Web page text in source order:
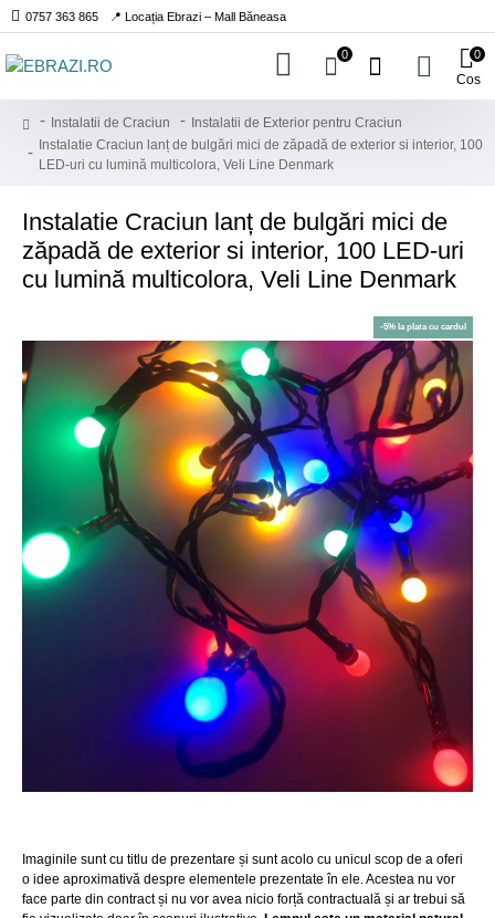
0757 363 865 📍 Locația Ebrazi – Mall Băneasa
0
Cos
0
Instalatii de Craciun
Instalatii de Exterior pentru Craciun
Instalatie Craciun lanț de bulgări mici de zăpadă de exterior si interior, 100
LED-uri cu lumină multicolora, Veli Line Denmark
Instalatie Craciun lanț de bulgări mici de
zăpadă de exterior si interior, 100 LED-uri
cu lumină multicolora, Veli Line Denmark
-5% la plata cu cardul
Imaginile sunt cu titlu de prezentare și sunt acolo cu unicul scop de a oferi
o idee aproximativă despre elementele prezentate în ele. Acestea nu vor
face parte din contract și nu vor avea nicio forță contractuală și ar trebui să